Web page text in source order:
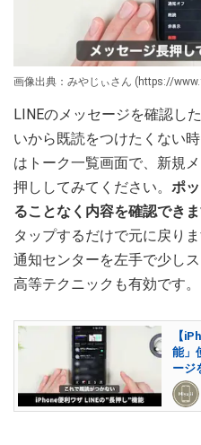
画像出典：みやじぃさん (https://
LINEのメッセージを確認し
いから既読をつけたくない
はトーク一覧画面で、新規
押ししてみてください。 ポ
ることなく内容を確認できま
タップするだけで元に戻り
通知センターを左手で少し
高等テクニックも有効です。
【
能」
ージ